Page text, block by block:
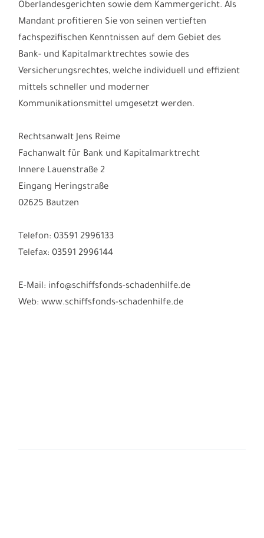
vertritt Herr Rechtsanwalt Jens Reime Mandanten aus
dem gesamten Bundesgebiet an allen Amts-, Land- und
Oberlandesgerichten sowie dem Kammergericht. Als
Mandant profitieren Sie von seinen vertieften
fachspezifischen Kenntnissen auf dem Gebiet des
Bank- und Kapitalmarktrechtes sowie des
Versicherungsrechtes, welche individuell und effizient
Kommunikationsmittel umgesetzt werden.
Rechtsanwalt Jens Reime
Fachanwalt für Bank und Kapitalmarktrecht
Innere Lauenstraße 2
02625 Bautzen
Telefax: 03591 2996144